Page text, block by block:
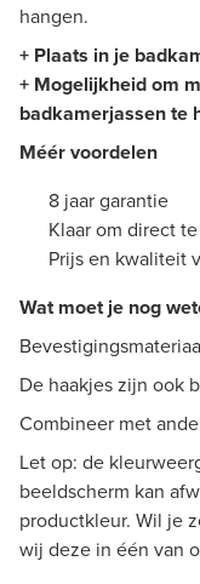
hangen.
+ Plaats in je
+ Mogelijkheid om
badkamerjassen te
Méér voordelen
8 jaar garantie
Klaar om direct
Prijs en kwaliteit
Wat moet je nog
De haakjes zijn ook
Combineer met
Let op: de
beeldscherm kan
productkleur. Wil je
wij deze in één van